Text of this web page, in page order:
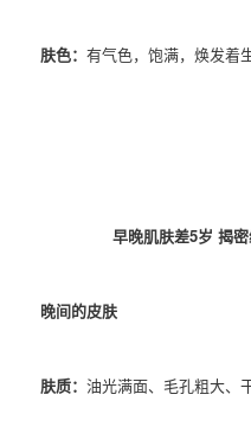
肤色：有气色，饱满，焕发着
早晚肌肤差5岁 揭
晚间的皮肤
肤质：油光满面、毛孔粗大、